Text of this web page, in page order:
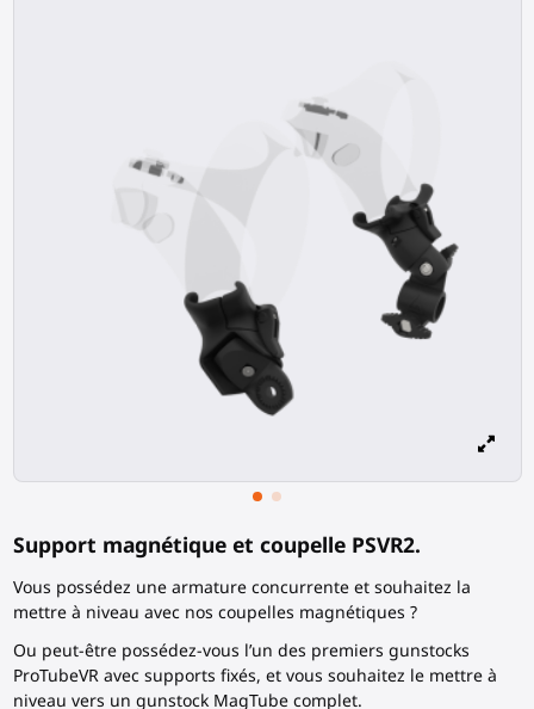
Support magnétique et coupelle PSVR2.
Vous possédez une armature concurrente et souhaitez la
mettre à niveau avec nos coupelles magnétiques ?
Ou peut-être possédez-vous l’un des premiers gunstocks
ProTubeVR avec supports fixés, et vous souhaitez le mettre à
niveau vers un gunstock MagTube complet.